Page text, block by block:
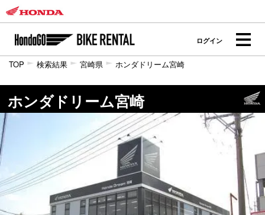
ログイン
TOP 検索結果 宮崎県 ホンダドリーム宮崎
ホンダドリーム宮崎